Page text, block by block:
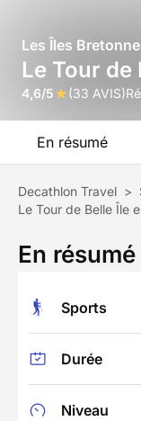
Les Îles
Le Tour de
4,6/5 (33 AVIS)
En résumé
Decathlon Travel >
Le Tour de Belle Île
En résumé
Sports
Durée
Niveau